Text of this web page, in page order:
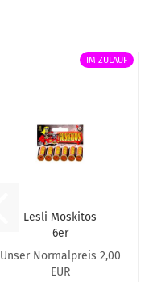
IM ZULAUF
Lesli Moskitos
6er
Unser Normalpreis 2,00
EUR